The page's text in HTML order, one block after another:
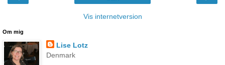
Vis internetversion
Om mig
Lise Lotz
Denmark